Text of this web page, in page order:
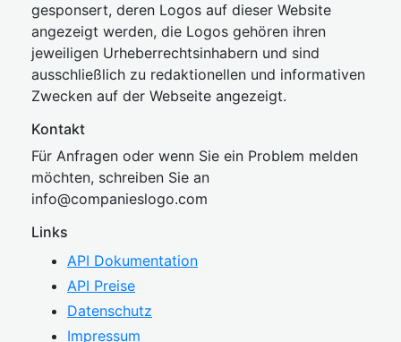
gesponsert, deren Logos auf dieser Website
angezeigt werden, die Logos gehören ihren
jeweiligen Urheberrechtsinhabern und sind
ausschließlich zu redaktionellen und informativen
Zwecken auf der Webseite angezeigt.
Kontakt
Für Anfragen oder wenn Sie ein Problem melden
möchten, schreiben Sie an
info@companieslogo.com
Links
API Dokumentation
API Preise
Datenschutz
Impressum